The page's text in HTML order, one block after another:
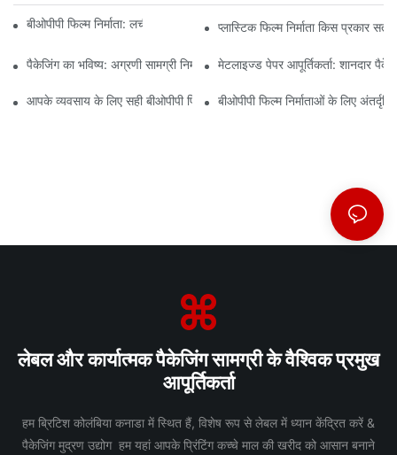
बीओपीपी फिल्म निर्माता: लचीली पैकेजिंग की रीढ़ की हड्डीप्लास्टिक फिल्म निर्माता किस प्रकार
पैकेजिंग का भविष्य: अग्रणी सामग्री निर्माताओं से अंतर्दृष्टिमेटलाइज्ड पेपर आपूर्तिकर्ता: शानदार
आपके व्यवसाय के लिए सही बीओपीपी फिल्म आपूर्तिकर्ता का चयन क्यों महत्वपूर्ण है?
बीओपीपी फिल्म निर्माताओं के लिए
लेबल और कार्यात्मक पैकेजिंग सामग्री के वैश्विक प्रमुख
आपूर्तिकर्ता
हम ब्रिटिश कोलंबिया कनाडा में स्थित हैं, विशेष रूप से लेबल में ध्यान केंद्रित करें &
पैकेजिंग मुद्रण उद्योग हम यहां आपके प्रिंटिंग कच्चे माल की खरीद को आसान बनाने